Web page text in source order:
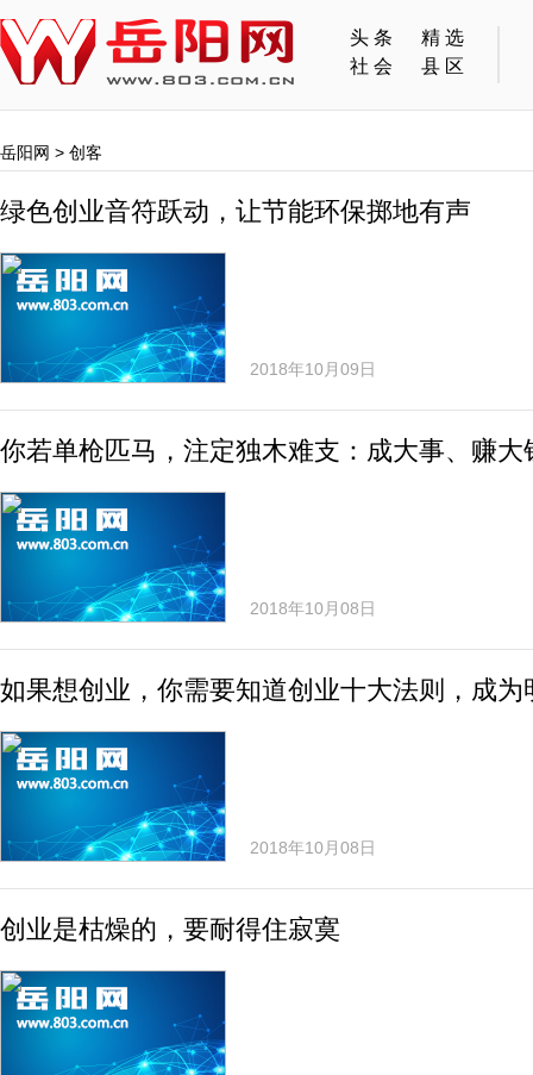
头条
精选
社会
县区
岳阳网 > 创客
绿色创业音符跃动，让节能环保掷地有声
2018年10月09日
你若单枪匹马，注定独木难支：成大事、赚
2018年10月08日
如果想创业，你需要知道创业十大法则，成为
2018年10月08日
创业是枯燥的，要耐得住寂寞